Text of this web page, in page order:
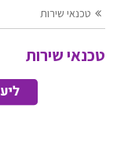
טכנאי שירות
טכנאי שירות